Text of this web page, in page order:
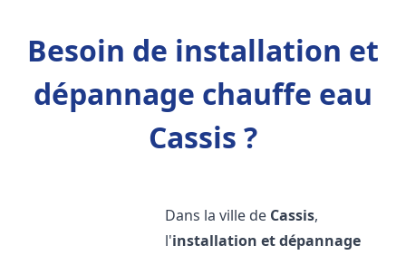
Besoin de installation et
dépannage chauffe eau
Cassis ?
Dans la ville de Cassis,
l'installation et dépannage